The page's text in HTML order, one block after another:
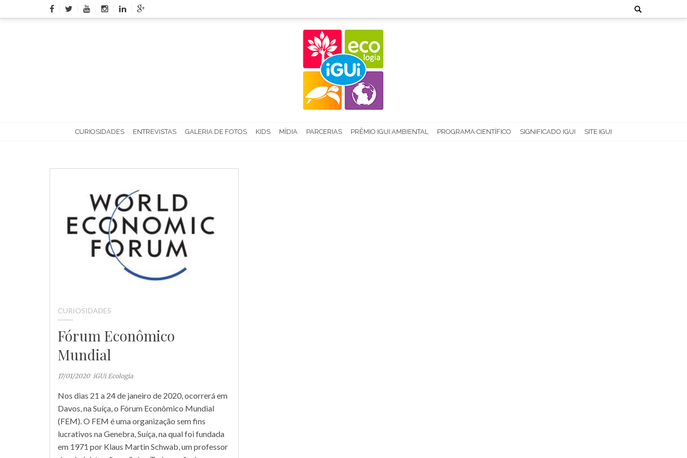
to
Search
for:
CURIOSIDADES ENTREVISTAS GALERIA DE FOTOS KIDS MÍDIA PARCERIAS PRÊMIO IGUI AMBIENTAL PROGRAMA CIENTÍFICO SIGNIFICADO IGUI SITE IGUI
CURIOSIDADES
Fórum Econômico
Mundial
17/01/2020 iGUi Ecologia
Nos dias 21 a 24 de janeiro de 2020, ocorrerá em
Davos, na Suíça, o Fórum Econômico Mundial
(FEM). O FEM é uma organização sem fins
lucrativos na Genebra, Suíça, na qual foi fundada
em 1971 por Klaus Martin Schwab, um professor